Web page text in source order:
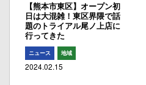
【熊本市東区】オープン初
日は大混雑！東区界隈で話
題のトライアル尾ノ上店に
行ってきた
ニュース 地域
2024.02.15